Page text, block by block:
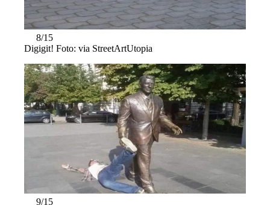
8/15
Digigit! Foto: via StreetArtUtopia
9/15